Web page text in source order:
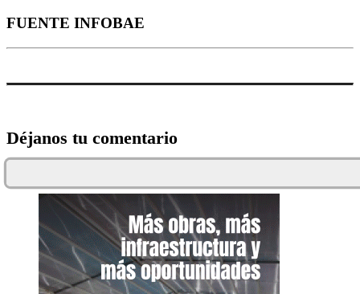
FUENTE INFOBAE
Déjanos tu comentario